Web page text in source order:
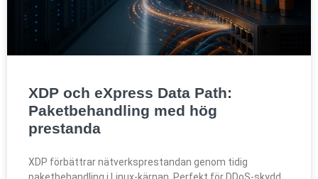
XDP och eXpress Data Path:
Paketbehandling med hög
prestanda
XDP förbättrar nätverksprestandan genom tidig
paketbehandling i Linux-kärnan. Perfekt för DDoS-skydd,